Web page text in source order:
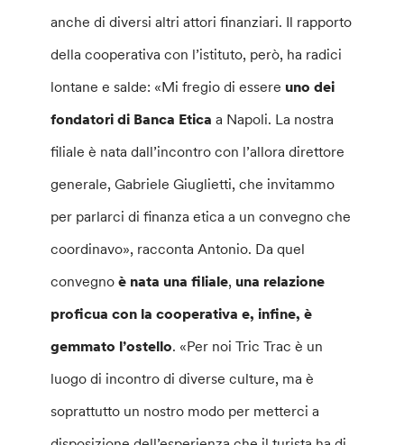
anche di diversi altri attori finanziari. Il rapporto
della cooperativa con l’istituto, però, ha radici
lontane e salde: «Mi fregio di essere uno dei
fondatori di Banca Etica a Napoli. La nostra
filiale è nata dall’incontro con l’allora direttore
generale, Gabriele Giuglietti, che invitammo
per parlarci di finanza etica a un convegno che
coordinavo», racconta Antonio. Da quel
convegnoè nata una filiale, una relazione
proficua con la cooperativa e, infine, è
gemmato l’ostello. «Per noi Tric Trac è un
luogo di incontro di diverse culture, ma è
soprattutto un nostro modo per metterci a